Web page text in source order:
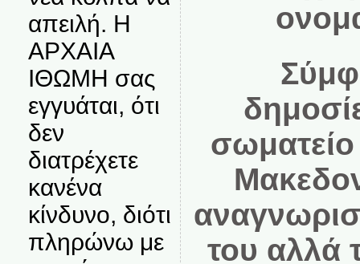
απειλή. Η
ΑΡΧΑΙΑ
ΙΘΩΜΗ σας
εγγυάται, ότι
δεν
διατρέχετε
κανένα
κίνδυνο, διότι
πληρώνω με
του αλλά